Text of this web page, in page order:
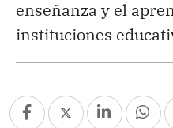
enseñanza y el
instituciones